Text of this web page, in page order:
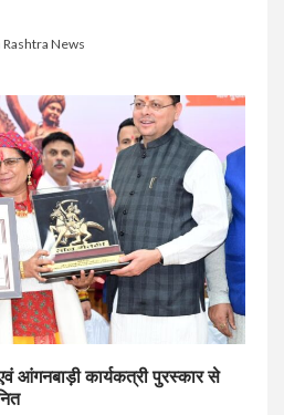
Rashtra News
आंगनबाड़ी कार्यकत्री पुरस्कार से